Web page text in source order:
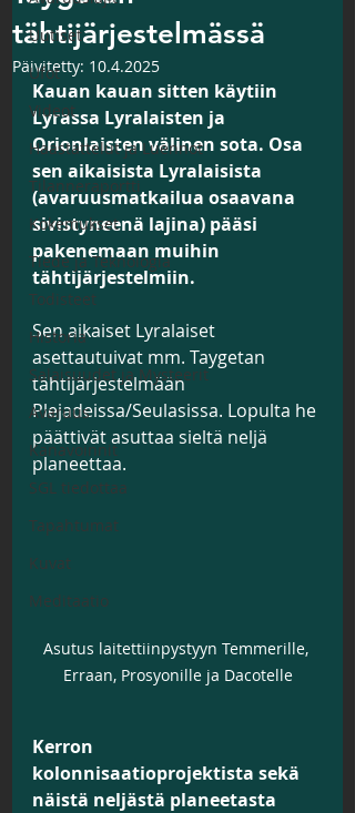
Uutiset
Ufot
Videot
Haastattelut ja Luennot
Tilanneraportti
Kokemukset
Tiede ja Teknologia
Todisteet
Historia
Salaisuudet ja Mysteerit
Avaruus
Kanavoinnit
SGL tiedottaa
Tapahtumat
Kuvat
Meditaatio
tähtijärjestelmässä
Päivitetty: 10.4.2025
Kauan kauan sitten käytiin
Lyrassa Lyralaisten ja
Orionlaisten välinen sota. Osa
sen aikaisista Lyralaisista
(avaruusmatkailua osaavana
sivistyneenä lajina) pääsi
pakenemaan muihin
tähtijärjestelmiin.
Sen aikaiset Lyralaiset
asettautuivat mm. Taygetan
tähtijärjestelmään
Plejadeissa/Seulasissa. Lopulta he
päättivät asuttaa sieltä neljä
planeettaa.
Asutus laitettiinpystyyn Temmerille,
Erraan, Prosyonille ja Dacotelle
Kerron
kolonnisaatioprojektista sekä
näistä neljästä planeetasta